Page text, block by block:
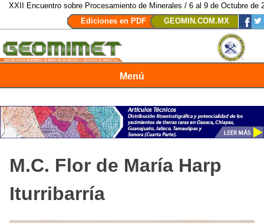
sobre Procesamiento de Minerales / 6 al 9 de Octubre de 2026 /
Ediciones en PDF
GEOMIN.COM.MX
Menú
M.C. Flor de María Harp
Iturribarría